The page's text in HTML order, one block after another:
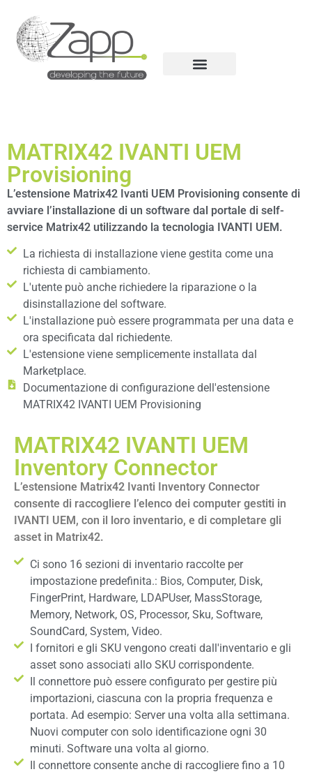
MATRIX42 IVANTI UEM
Provisioning
L’estensione Matrix42 Ivanti UEM Provisioning consente di
avviare l’installazione di un software dal portale di self-
service Matrix42 utilizzando la tecnologia IVANTI UEM.
La richiesta di installazione viene gestita come una
richiesta di cambiamento.
L'utente può anche richiedere la riparazione o la
disinstallazione del software.
L'installazione può essere programmata per una data e
ora specificata dal richiedente.
L'estensione viene semplicemente installata dal
Marketplace.
Documentazione di configurazione dell'estensione
MATRIX42 IVANTI UEM Provisioning
MATRIX42 IVANTI UEM
Inventory Connector
L’estensione Matrix42 Ivanti Inventory Connector
consente di raccogliere l’elenco dei computer gestiti in
IVANTI UEM, con il loro inventario, e di completare gli
asset in Matrix42.
Ci sono 16 sezioni di inventario raccolte per
impostazione predefinita.: Bios, Computer, Disk,
FingerPrint, Hardware, LDAPUser, MassStorage,
Memory, Network, OS, Processor, Sku, Software,
SoundCard, System, Video.
I fornitori e gli SKU vengono creati dall'inventario e gli
asset sono associati allo SKU corrispondente.
Il connettore può essere configurato per gestire più
importazioni, ciascuna con la propria frequenza e
portata. Ad esempio: Server una volta alla settimana.
Nuovi computer con solo identificazione ogni 30
minuti. Software una volta al giorno.
Il connettore consente anche di raccogliere fino a 10